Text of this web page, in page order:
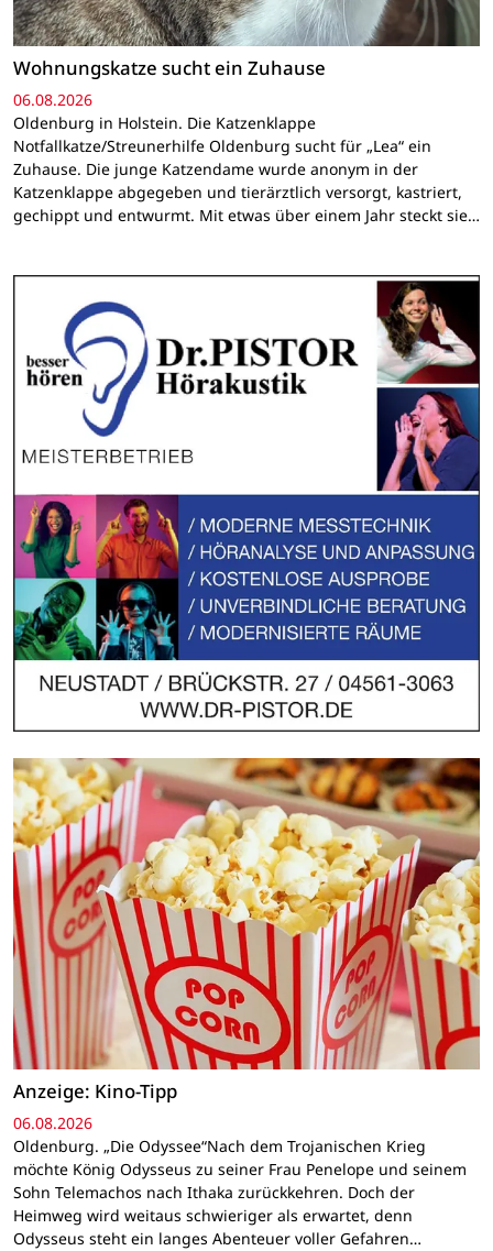
Wohnungskatze sucht ein Zuhause
06.08.2026
Oldenburg in Holstein. Die Katzenklappe
Notfallkatze/Streunerhilfe Oldenburg sucht für „Lea“ ein
Zuhause. Die junge Katzendame wurde anonym in der
Katzenklappe abgegeben und tierärztlich versorgt, kastriert,
gechippt und entwurmt. Mit etwas über einem Jahr steckt sie…
Anzeige: Kino-Tipp
06.08.2026
Oldenburg. „Die Odyssee“Nach dem Trojanischen Krieg
möchte König Odysseus zu seiner Frau Penelope und seinem
Sohn Telemachos nach Ithaka zurückkehren. Doch der
Heimweg wird weitaus schwieriger als erwartet, denn
Odysseus steht ein langes Abenteuer voller Gefahren…